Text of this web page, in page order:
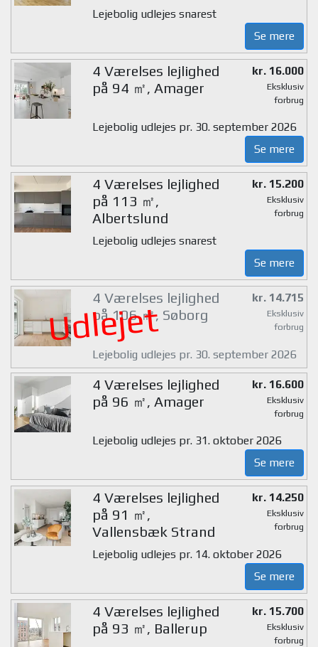
Lejebolig udlejes snarest
Se mere
4 Værelses lejlighed
på 94 ㎡, Amager
kr. 16.000
Eksklusiv
forbrug
Lejebolig udlejes pr. 30. september 2026
Se mere
4 Værelses lejlighed
på 113 ㎡,
Albertslund
kr. 15.200
Eksklusiv
forbrug
Lejebolig udlejes snarest
Se mere
Udlejet
4 Værelses lejlighed
på 106 ㎡, Søborg
kr. 14.715
Eksklusiv
forbrug
Lejebolig udlejes pr. 30. september 2026
4 Værelses lejlighed
på 96 ㎡, Amager
kr. 16.600
Eksklusiv
forbrug
Lejebolig udlejes pr. 31. oktober 2026
Se mere
4 Værelses lejlighed
på 91 ㎡,
Vallensbæk Strand
kr. 14.250
Eksklusiv
forbrug
Lejebolig udlejes pr. 14. oktober 2026
Se mere
4 Værelses lejlighed
på 93 ㎡, Ballerup
kr. 15.700
Eksklusiv
forbrug